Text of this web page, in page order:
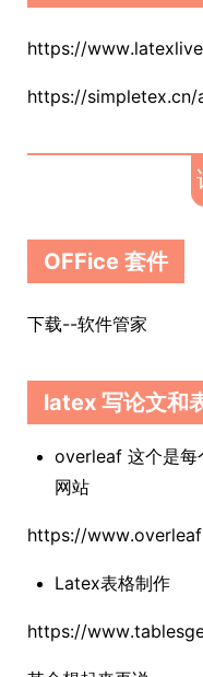
https://
https://simpletex.cn/
OFFice 套件
下载--软件管家
latex 写论文和
overleaf 这个是每
网站
https://
Latex表格制作
https://